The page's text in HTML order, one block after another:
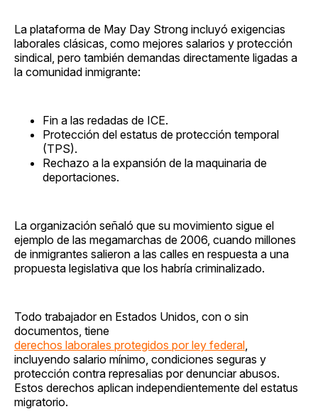
La plataforma de May Day Strong incluyó exigencias
laborales clásicas, como mejores salarios y protección
sindical, pero también demandas directamente ligadas a
la comunidad inmigrante:
Fin a las redadas de ICE.
Protección del estatus de protección temporal
(TPS).
Rechazo a la expansión de la maquinaria de
deportaciones.
La organización señaló que su movimiento sigue el
ejemplo de las megamarchas de 2006, cuando millones
de inmigrantes salieron a las calles en respuesta a una
propuesta legislativa que los habría criminalizado.
Todo trabajador en Estados Unidos, con o sin
documentos, tiene
derechos laborales protegidos por ley federal,
incluyendo salario mínimo, condiciones seguras y
protección contra represalias por denunciar abusos.
Estos derechos aplican independientemente del estatus
migratorio.